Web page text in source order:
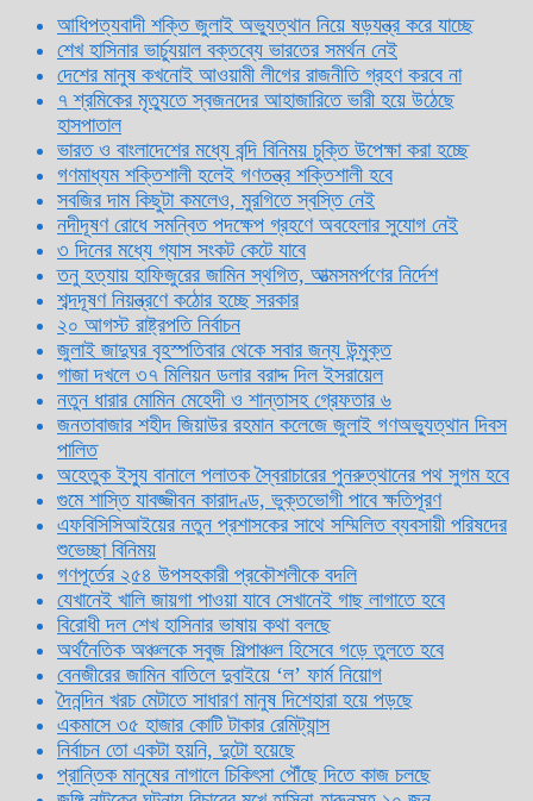
আধিপত্যবাদী শক্তি জুলাই অভ্যুত্থান নিয়ে ষড়যন্ত্র করে যাচ্ছে
শেখ হাসিনার ভার্চ্যুয়াল বক্তব্যে ভারতের সমর্থন নেই
দেশের মানুষ কখনোই আওয়ামী লীগের রাজনীতি গ্রহণ করবে না
৭ শ্রমিকের মৃত্যুতে স্বজনদের আহাজারিতে ভারী হয়ে উঠেছে
হাসপাতাল
ভারত ও বাংলাদেশের মধ্যে বন্দি বিনিময় চুক্তি উপেক্ষা করা হচ্ছে
গণমাধ্যম শক্তিশালী হলেই গণতন্ত্র শক্তিশালী হবে
সবজির দাম কিছুটা কমলেও, মুরগিতে স্বস্তি নেই
নদীদূষণ রোধে সমন্বিত পদক্ষেপ গ্রহণে অবহেলার সুযোগ নেই
৩ দিনের মধ্যে গ্যাস সংকট কেটে যাবে
তনু হত্যায় হাফিজুরের জামিন স্থগিত, আত্মসমর্পণের নির্দেশ
শব্দদূষণ নিয়ন্ত্রণে কঠোর হচ্ছে সরকার
২০ আগস্ট রাষ্ট্রপতি নির্বাচন
জুলাই জাদুঘর বৃহস্পতিবার থেকে সবার জন্য উন্মুক্ত
গাজা দখলে ৩৭ মিলিয়ন ডলার বরাদ্দ দিল ইসরায়েল
নতুন ধারার মোমিন মেহেদী ও শান্তাসহ গ্রেফতার ৬
জনতাবাজার শহীদ জিয়াউর রহমান কলেজে জুলাই গণঅভ্যুত্থান দিবস
পালিত
অহেতুক ইস্যু বানালে পলাতক স্বৈরাচারের পুনরুত্থানের পথ সুগম হবে
গুমে শাস্তি যাবজ্জীবন কারাদণ্ড, ভুক্তভোগী পাবে ক্ষতিপূরণ
এফবিসিসিআইয়ের নতুন প্রশাসকের সাথে সম্মিলিত ব্যবসায়ী পরিষদের
শুভেচ্ছা বিনিময়
গণপূর্তের ২৫৪ উপসহকারী প্রকৌশলীকে বদলি
যেখানেই খালি জায়গা পাওয়া যাবে সেখানেই গাছ লাগাতে হবে
বিরোধী দল শেখ হাসিনার ভাষায় কথা বলছে
অর্থনৈতিক অঞ্চলকে সবুজ শিল্পাঞ্চল হিসেবে গড়ে তুলতে হবে
বেনজীরের জামিন বাতিলে দুবাইয়ে ‌‘ল’ ফার্ম নিয়োগ
দৈনন্দিন খরচ মেটাতে সাধারণ মানুষ দিশেহারা হয়ে পড়ছে
একমাসে ৩৫ হাজার কোটি টাকার রেমিট্যান্স
নির্বাচন তো একটা হয়নি, দুটো হয়েছে
প্রান্তিক মানুষের নাগালে চিকিৎসা পৌঁছে দিতে কাজ চলছে